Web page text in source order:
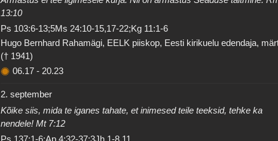
13:10
Ps 103:6-13;5Ms 24:10-15,17-22;Kg 11:1-6
Hugo Bernhard Rahamägi, EELK piiskop, Eesti kirikuelu edendaja,
(† 1941)
06.17 - 20.23
2. september
Kõike siis, mida te iganes tahate, et inimesed teile teeksid, tehke ka
nendele! Mt 7:12
Ps 137:1-6;Ap 4:32-37;3Jh 1-8,11